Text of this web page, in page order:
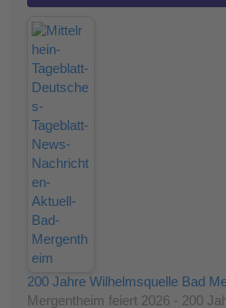
200 Jahre Wilhelmsquelle Bad
Mergentheim feiert 2026 - 200